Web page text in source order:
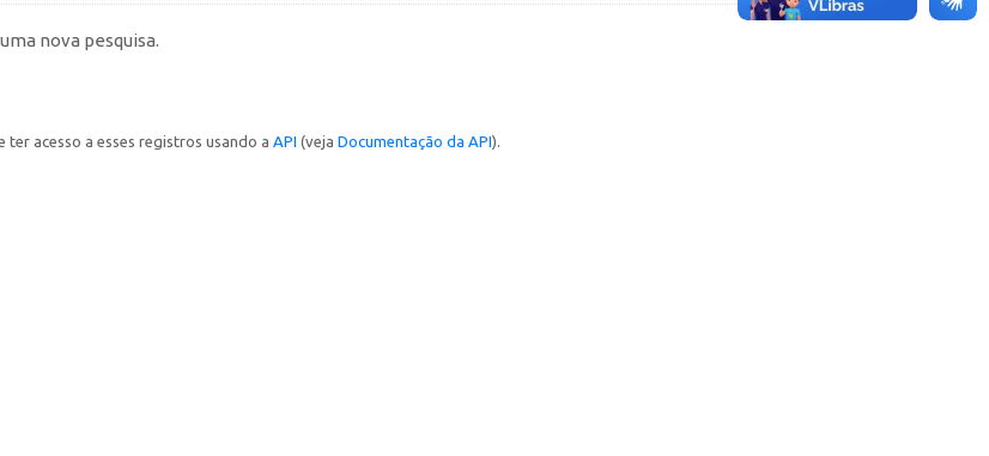
nova pesquisa.
ter acesso a esses registros usando a API (veja Documentação da API).